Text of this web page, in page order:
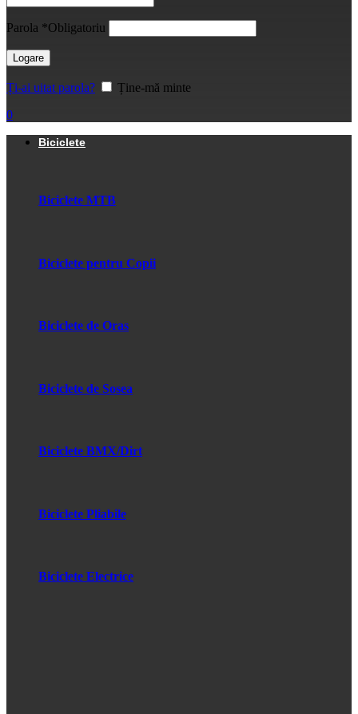
Parola *Obligatoriu
Logare
Ți-ai uitat parola?
Ține-mă minte
0
Biciclete
Biciclete MTB
Biciclete pentru Copii
Biciclete de Oras
Biciclete de Sosea
Biciclete BMX/Dirt
Biciclete Pliabile
Biciclete Electrice